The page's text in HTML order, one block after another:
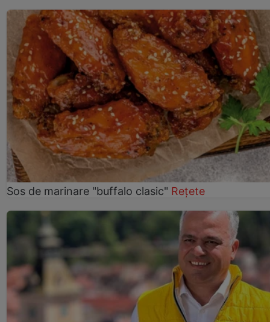
Sos de marinare "buffalo clasic" Rețete